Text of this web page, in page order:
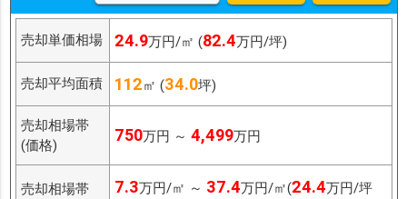
売却単価相場 24.9万円/㎡ (82.4万円/坪)
売却平均面積 112㎡ (34.0坪)
売却相場帯
(価格)
750万円 ～ 4,499万円
売却相場帯
7.3万円/㎡ ～ 37.4万円/㎡(24.4万円/坪